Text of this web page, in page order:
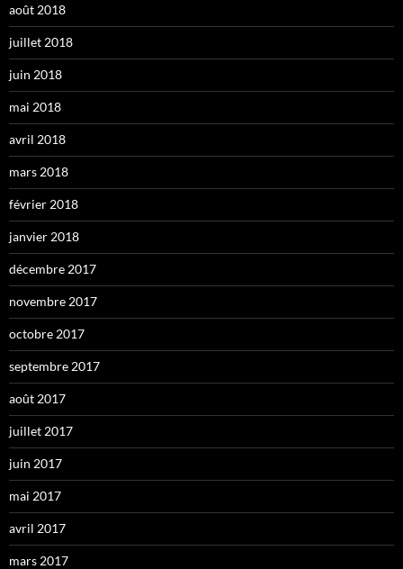
août 2018
juillet 2018
juin 2018
mai 2018
avril 2018
mars 2018
février 2018
janvier 2018
décembre 2017
novembre 2017
octobre 2017
septembre 2017
août 2017
juillet 2017
juin 2017
mai 2017
avril 2017
mars 2017